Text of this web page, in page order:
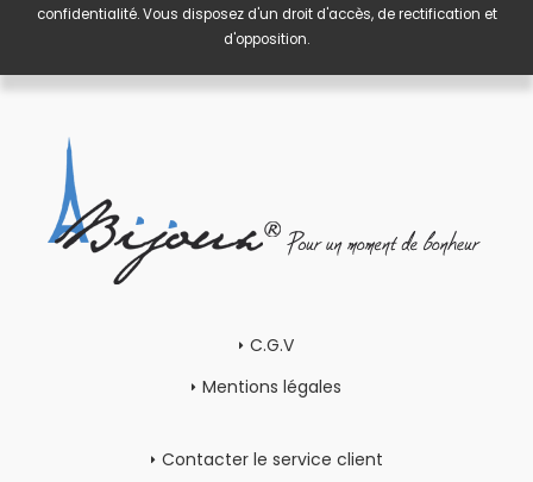
confidentialité. Vous disposez d'un droit d'accès, de rectification et
d'opposition.
C.G.V
Mentions légales
Contacter le service client